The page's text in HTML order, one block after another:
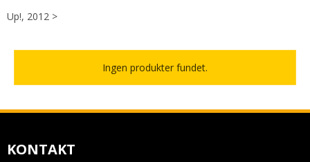
Up!, 2012 >
Ingen produkter fundet.
KONTAKT